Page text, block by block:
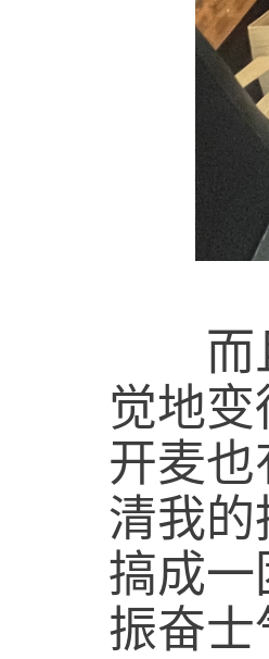
而且
觉地变
开麦
清我
搞成
振奋